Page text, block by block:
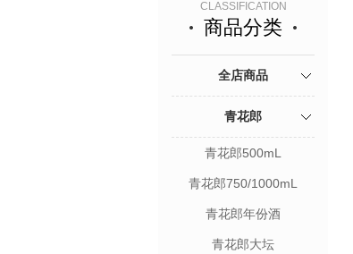
CLASSIFICATION
商品分类
全店商品
青花郎
青花郎500mL
青花郎750/1000mL
青花郎年份酒
青花郎大坛